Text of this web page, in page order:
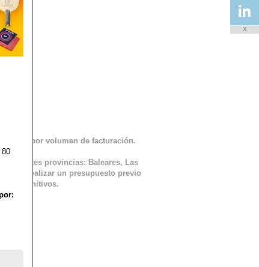
lineal por volumen de facturación.
siguientes provincias: Baleares, Las
realizar un presupuesto previo
definitivos.
X